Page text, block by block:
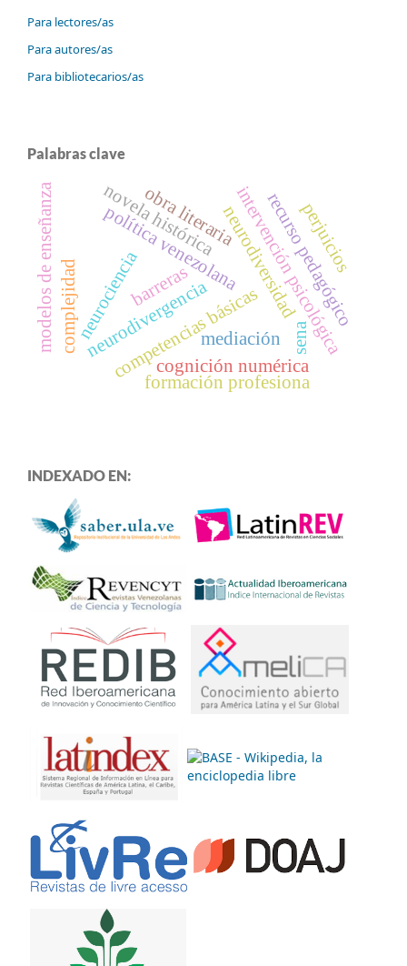
Para lectores/as
Para autores/as
Para bibliotecarios/as
Palabras clave
intervención psicológica
política venezolana
neurodivergencianeurodiversidad
competencias básicas
neurociencia mediación
recurso pedagógico
novela histórica
obra literaria
complejidad
formación profesiona
sena
cognición numérica
modelos de enseñanza barreras
perjuicios
INDEXADO EN: